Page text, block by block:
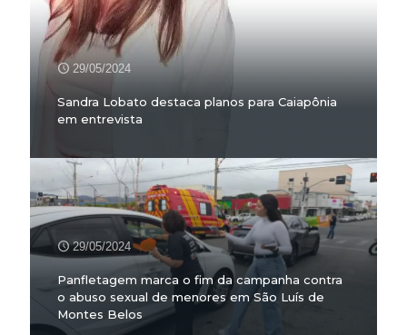
29/05/2024
Sandra Lobato destaca planos para Caiapônia
em entrevista
29/05/2024
Panfletagem marca o fim da campanha contra
o abuso sexual de menores em São Luís de
Montes Belos